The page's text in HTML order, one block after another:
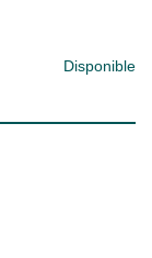
Disponible